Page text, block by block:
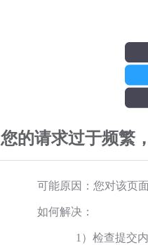
您的请求过于频繁
可能原因：您对该页
如何解决：
1）检查提交